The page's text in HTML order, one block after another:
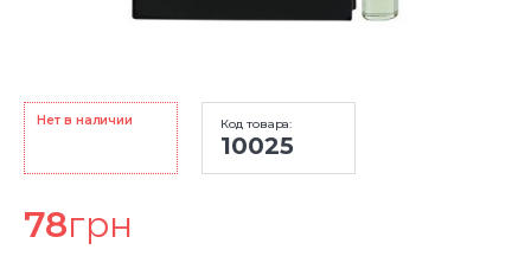
Нет в наличии Код товара:
10025
78грн